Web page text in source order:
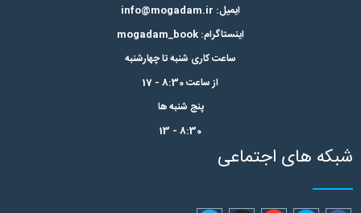
ایمیل: info@mogadam.ir
اینستاگرام: mogadam_book
ساعت کاری شنبه تا چهارشنبه
از ساعت 8:30 - 17
پنج شنبه ها
8:30 - 13
شبکه های اجتماعی